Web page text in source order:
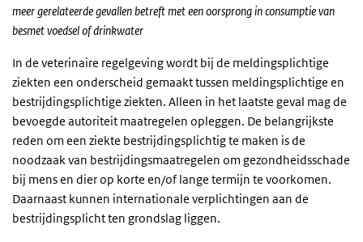
meer gerelateerde gevallen betreft met een oorsprong in consumptie van
besmet voedsel of drinkwater
In de veterinaire regelgeving wordt bij de meldingsplichtige
ziekten een onderscheid gemaakt tussen meldingsplichtige en
bestrijdingsplichtige ziekten. Alleen in het laatste geval mag de
bevoegde autoriteit maatregelen opleggen. De belangrijkste
reden om een ziekte bestrijdingsplichtig te maken is de
noodzaak van bestrijdingsmaatregelen om gezondheidsschade
bij mens en dier op korte en/of lange termijn te voorkomen.
Daarnaast kunnen internationale verplichtingen aan de
bestrijdingsplicht ten grondslag liggen.